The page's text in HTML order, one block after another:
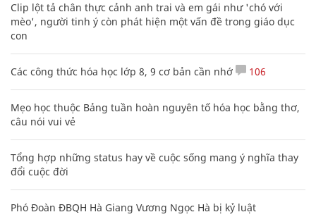
Clip lột tả chân thực cảnh anh trai và em gái như 'chó với
mèo', người tinh ý còn phát hiện một vấn đề trong giáo dục
con
Các công thức hóa học lớp 8, 9 cơ bản cần nhớ 106
Mẹo học thuộc Bảng tuần hoàn nguyên tố hóa học bằng thơ,
câu nói vui vẻ
Tổng hợp những status hay về cuộc sống mang ý nghĩa thay
đổi cuộc đời
Phó Đoàn ĐBQH Hà Giang Vương Ngọc Hà bị kỷ luật